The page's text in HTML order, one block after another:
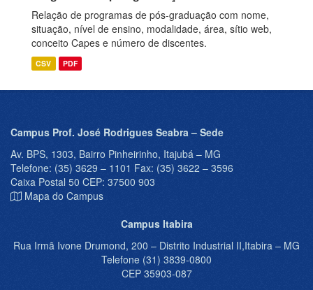
Relação de programas de pós-graduação com nome,
situação, nível de ensino, modalidade, área, sítio web,
conceito Capes e número de discentes.
CSV PDF
Campus Prof. José Rodrigues Seabra – Sede
Av. BPS, 1303, Bairro Pinheirinho, Itajubá – MG
Telefone: (35) 3629 – 1101 Fax: (35) 3622 – 3596
Caixa Postal 50 CEP: 37500 903
Mapa do Campus
Campus Itabira
Rua Irmã Ivone Drumond, 200 – Distrito Industrial II,Itabira – MG
Telefone (31) 3839-0800
CEP 35903-087